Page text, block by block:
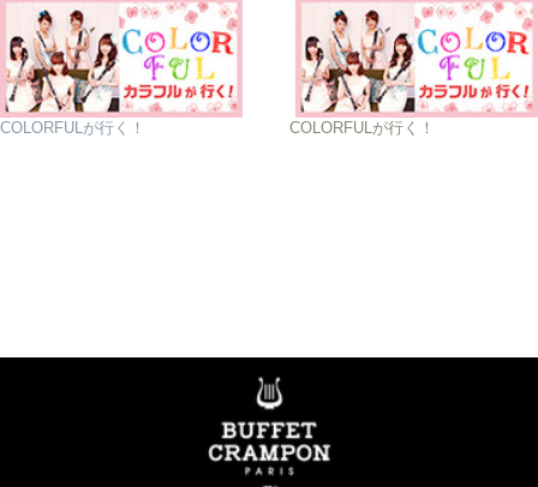
COLORFULが行く！ COLORFULが行く！